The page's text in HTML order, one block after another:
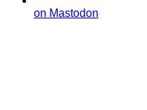
on Mastodon